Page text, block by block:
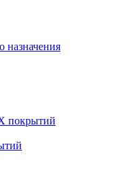
назначения
покрытий